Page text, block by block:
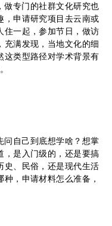
做专门的社群文化研究也
，申请研究项目去云南或
住一起，参加节日，做访
充满发现，当地文化的细
这类型路径对学术背景有
问自己到底想学啥？想掌
，是入门级的，还是要搞
史、民俗，还是现代生活
，申请材料怎么准备，